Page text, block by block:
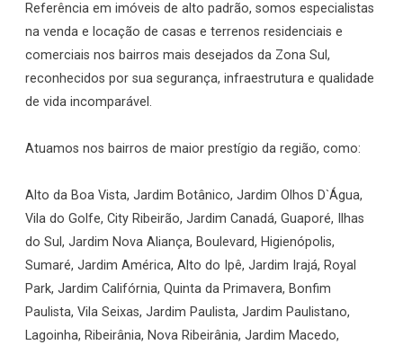
Referência em imóveis de alto padrão, somos especialistas
na venda e locação de casas e terrenos residenciais e
comerciais nos bairros mais desejados da Zona Sul,
reconhecidos por sua segurança, infraestrutura e qualidade
de vida incomparável.
Atuamos nos bairros de maior prestígio da região, como:
Alto da Boa Vista, Jardim Botânico, Jardim Olhos D`Água,
Vila do Golfe, City Ribeirão, Jardim Canadá, Guaporé, Ilhas
do Sul, Jardim Nova Aliança, Boulevard, Higienópolis,
Sumaré, Jardim América, Alto do Ipê, Jardim Irajá, Royal
Park, Jardim Califórnia, Quinta da Primavera, Bonfim
Paulista, Vila Seixas, Jardim Paulista, Jardim Paulistano,
Lagoinha, Ribeirânia, Nova Ribeirânia, Jardim Macedo,